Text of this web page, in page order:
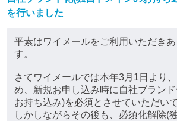
を行いました
平素はワイメールをご利用いただき
す。
さてワイメールでは本年3月1日より
め、新規お申し込み時に自社ブラン
お持ち込み)を必須とさせていただい
しかしながらその後も、必須化解除(